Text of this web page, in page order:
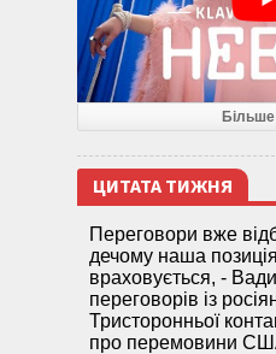
Більше
ЦИТАТА ТИЖНЯ
Переговори вже
дечому наша
враховується, -
переговорів із
Тристоронньої
про перемовини